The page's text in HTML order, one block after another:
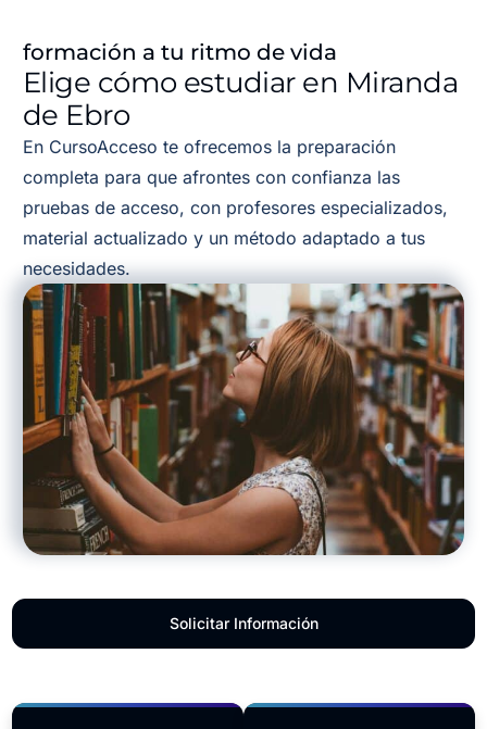
formación a tu ritmo de vida
Elige cómo estudiar en Miranda
de Ebro
En CursoAcceso te ofrecemos la preparación
completa para que afrontes con confianza las
pruebas de acceso, con profesores especializados,
material actualizado y un método adaptado a tus
necesidades.
Solicitar Información